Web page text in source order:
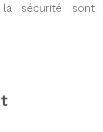
la sécurité sont